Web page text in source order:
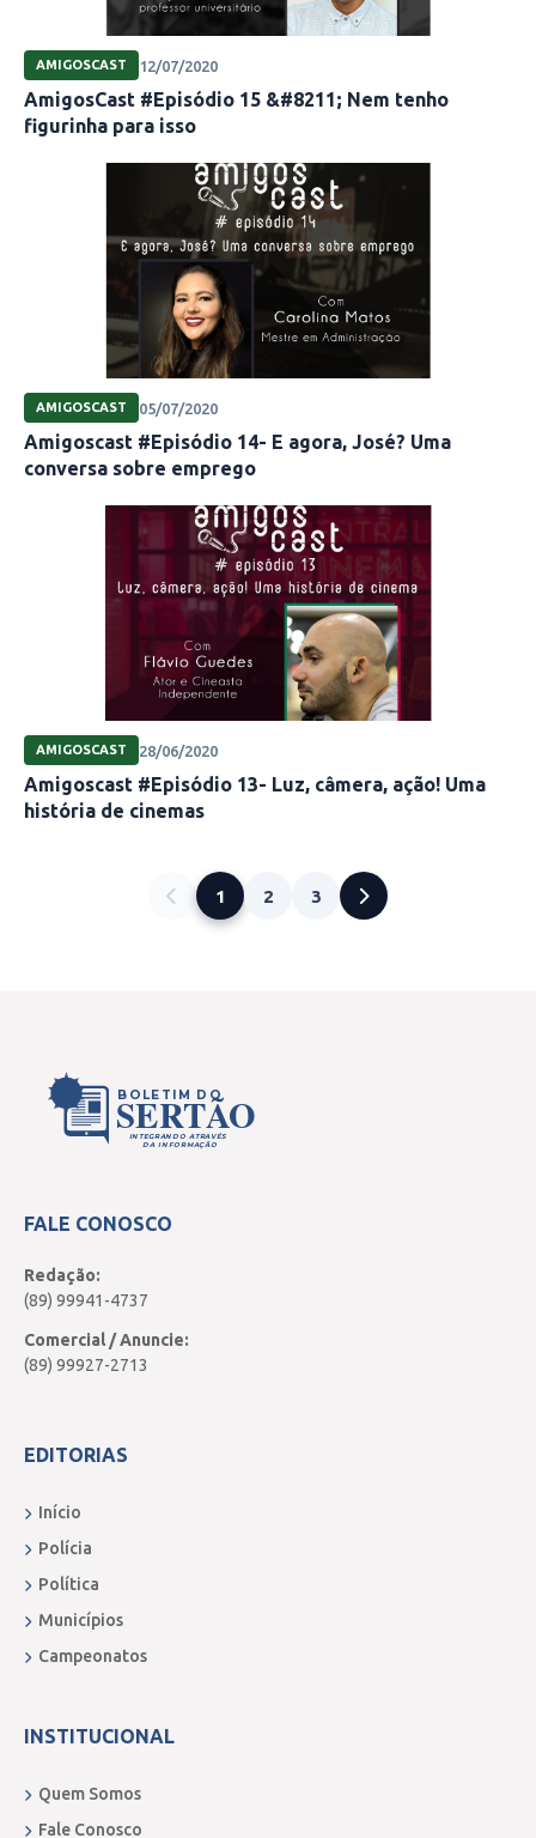
AMIGOSCAST 12/07/2020
AmigosCast #Episódio 15 &#8211; Nem tenho
figurinha para isso
AMIGOSCAST 05/07/2020
Amigoscast #Episódio 14- E agora, José? Uma
conversa sobre emprego
AMIGOSCAST 28/06/2020
Amigoscast #Episódio 13- Luz, câmera, ação! Uma
história de cinemas
1 2 3
BOLETIM DO
SERTÃO
INTEGRANDO ATRAVÉS
DA INFORMAÇÃO
FALE CONOSCO
Redação:
(89) 99941-4737
Comercial / Anuncie:
(89) 99927-2713
EDITORIAS
Início
Polícia
Política
Municípios
Campeonatos
INSTITUCIONAL
Quem Somos
Fale Conosco